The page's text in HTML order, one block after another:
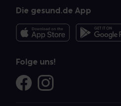
Die gesund.de App
Folge uns!